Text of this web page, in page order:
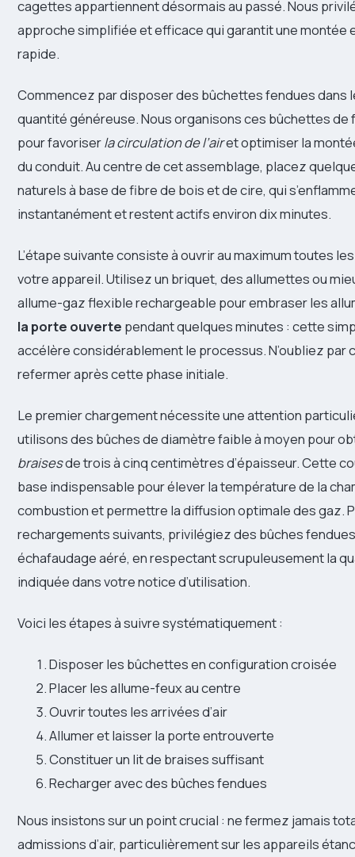
cagettes appartiennent désormais au passé. Nous
approche simplifiée et efficace qui garantit une montée
rapide.
Commencez par disposer des bûchettes fendues dans
quantité généreuse. Nous organisons ces bûchettes de
pour favoriserla circulation de l’airet optimiser la
du conduit. Au centre de cet assemblage, placez
naturels à base de fibre de bois et de cire, qui
instantanément et restent actifs environ dix minutes.
L’étape suivante consiste à ouvrir au maximum toutes
votre appareil. Utilisez un briquet, des allumettes ou
allume-gaz flexible rechargeable pour embraser les
la porte ouverte pendant quelques minutes : cette
accélère considérablement le processus. N’oubliez par
refermer après cette phase initiale.
Le premier chargement nécessite une attention
utilisons des bûches de diamètre faible à moyen pour
braisesde trois à cinq centimètres d’épaisseur. Cette
base indispensable pour élever la température de la
combustion et permettre la diffusion optimale des gaz.
rechargements suivants, privilégiez des bûches
échafaudage aéré, en respectant scrupuleusement la
indiquée dans votre notice d’utilisation.
Voici les étapes à suivre systématiquement :
Disposer les bûchettes en configuration croisée
Placer les allume-feux au centre
Ouvrir toutes les arrivées d’air
Allumer et laisser la porte entrouverte
Constituer un lit de braises suffisant
Recharger avec des bûches fendues
Nous insistons sur un point crucial : ne fermez jamais
admissions d’air, particulièrement sur les appareils